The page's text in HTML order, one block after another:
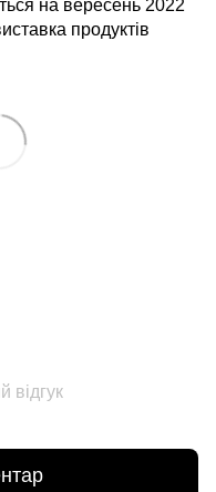
на вересень 2022
продуктів
відгук